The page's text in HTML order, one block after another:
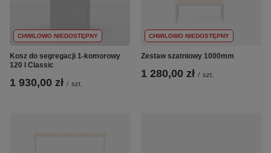
CHWILOWO NIEDOSTĘPNY
Kosz do segregacji 1-komorowy
120 l Classic
1 930,00 zł / szt.
CHWILOWO NIEDOSTĘPNY
Zestaw szatniowy 1000mm
1 280,00 zł / szt.